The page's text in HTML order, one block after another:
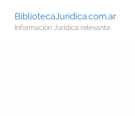
BibliotecaJuridica.com.ar
Información Jurídica relevante.